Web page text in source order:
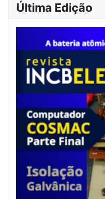
Última Edição